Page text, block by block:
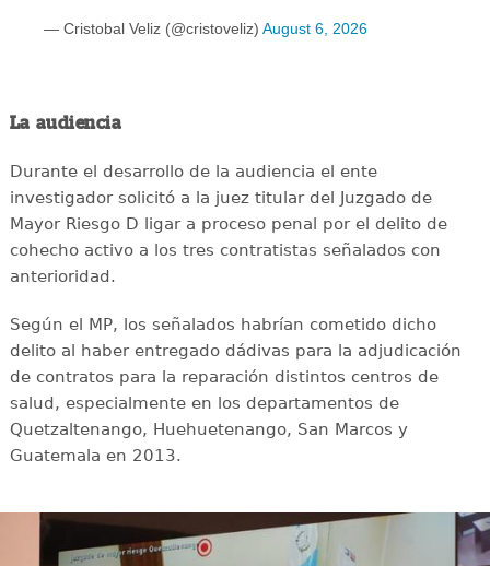
— Cristobal Veliz (@cristoveliz) August 6, 2026
La audiencia
Durante el desarrollo de la audiencia el ente
investigador solicitó a la juez titular del Juzgado de
Mayor Riesgo D ligar a proceso penal por el delito de
cohecho activo a los tres contratistas señalados con
anterioridad.
Según el MP, los señalados habrían cometido dicho
delito al haber entregado dádivas para la adjudicación
de contratos para la reparación distintos centros de
salud, especialmente en los departamentos de
Quetzaltenango, Huehuetenango, San Marcos y
Guatemala en 2013.